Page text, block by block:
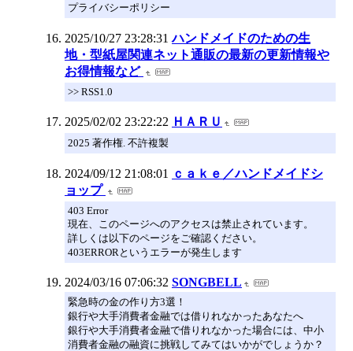
プライバシーポリシー
2025/10/27 23:28:31 ハンドメイドのための生
地・型紙屋関連ネット通販の最新の更新情報や
お得情報など
>> RSS1.0
2025/02/02 23:22:22 ＨＡＲＵ
2025 著作権. 不許複製
2024/09/12 21:08:01
ｃａｋｅ／ハンドメイドシ
ョップ
403 Error
現在、このページへのアクセスは禁止されています。
詳しくは以下のページをご確認ください。
403ERRORというエラーが発生します
2024/03/16 07:06:32 SONGBELL
緊急時の金の作り方3選！
銀行や大手消費者金融では借りれなかったあなたへ
銀行や大手消費者金融で借りれなかった場合には、中小
消費者金融の融資に挑戦してみてはいかがでしょうか？